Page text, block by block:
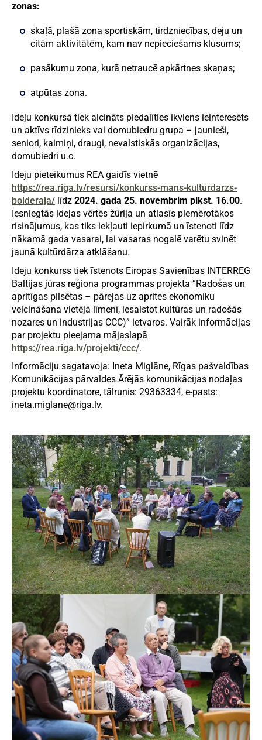
zonas:
skaļā, plašā zona sportiskām, tirdzniecības, deju un
citām aktivitātēm, kam nav nepieciešams klusums;
pasākumu zona, kurā netraucē apkārtnes skaņas;
atpūtas zona.
Ideju konkursā tiek aicināts piedalīties ikviens ieinteresēts
un aktīvs rīdzinieks vai domubiedru grupa – jaunieši,
seniori, kaimiņi, draugi, nevalstiskās organizācijas,
domubiedri u.c.
Ideju pieteikumus REA gaidīs vietnē
https://rea.riga.lv/resursi/konkurss-mans-kulturdarzs-
bolderaja/ līdz 2024. gada 25. novembrim plkst. 16.00.
Iesniegtās idejas vērtēs žūrija un atlasīs piemērotākos
risinājumus, kas tiks iekļauti iepirkumā un īstenoti līdz
nākamā gada vasarai, lai vasaras nogalē varētu svinēt
jaunā kultūrdārza atklāšanu.
Ideju konkurss tiek īstenots Eiropas Savienības INTERREG
Baltijas jūras reģiona programmas projekta “Radošas un
apritīgas pilsētas – pārejas uz aprites ekonomiku
veicināšana vietējā līmenī, iesaistot kultūras un radošās
nozares un industrijas CCC)” ietvaros. Vairāk informācijas
par projektu pieejama mājaslapā
https://rea.riga.lv/projekti/ccc/.
Informāciju sagatavoja: Ineta Miglāne, Rīgas pašvaldības
Komunikācijas pārvaldes Ārējās komunikācijas nodaļas
projektu koordinatore, tālrunis: 29363334, e-pasts:
ineta.miglane@riga.lv.